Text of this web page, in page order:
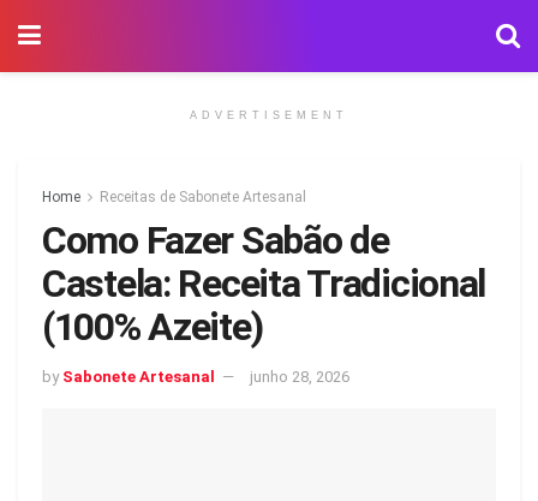
ADVERTISEMENT
Home Receitas de Sabonete Artesanal
Como Fazer Sabão de
Castela: Receita Tradicional
(100% Azeite)
by Sabonete Artesanal junho 28, 2026